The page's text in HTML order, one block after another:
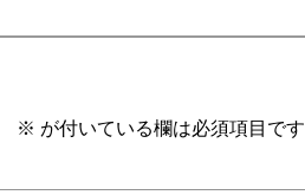
※ が付いている欄は必須項目です